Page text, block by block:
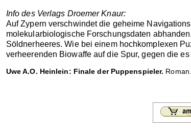
Info des Verlags Droemer Knaur:
Auf Zypern verschwindet die geheime
molekularbiologische Forschungsdaten
Söldnerheeres. Wie bei einem hochkomplexen
verheerenden Biowaffe auf die Spur, gegen die
Uwe A.O. Heinlein: Finale der Puppenspieler.